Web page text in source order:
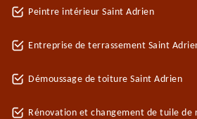
Peintre intérieur Saint Adrien
Entreprise de terrassement Saint
Démoussage de toiture Saint Adrien
Rénovation et changement de tuile de